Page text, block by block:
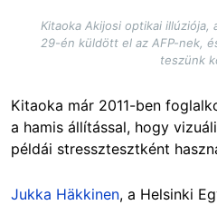
Kitaoka Akijosi optikai
29-én küldött el az AFP-nek,
teszünk
Kitaoka már 2011-ben
a hamis állítással, hogy
példái stressztesztként
Jukka Häkkinen, a Helsinki